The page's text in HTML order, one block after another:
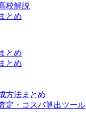
校解説
とめ
とめ
とめ
方法まとめ
定・コスパ算出ツール